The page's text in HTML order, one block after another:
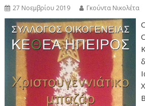
27 Νοεμβρίου 2019 Γκούντα Νικολέτα